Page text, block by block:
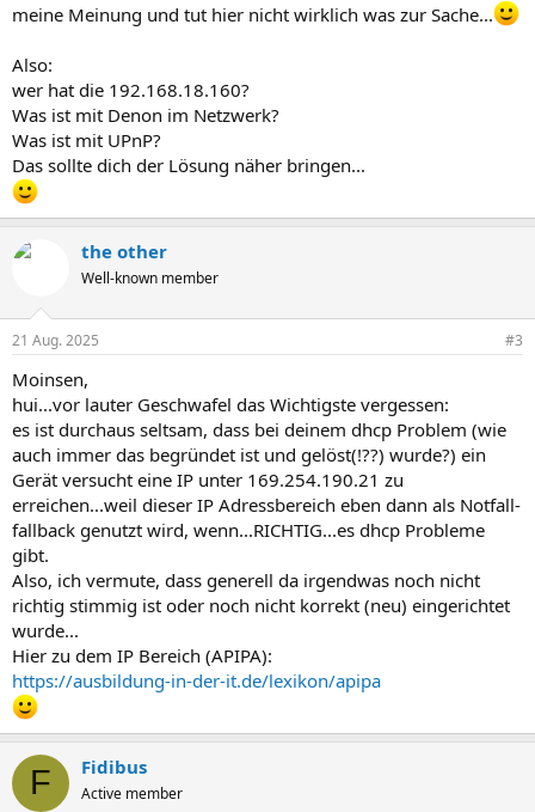
meine Meinung und tut hier nicht wirklich was zur Sache...
Also:
wer hat die 192.168.18.160?
Was ist mit Denon im Netzwerk?
Was ist mit UPnP?
Das sollte dich der Lösung näher bringen...
the other
Well-known member
21 Aug. 2025 #3
Moinsen,
hui...vor lauter Geschwafel das Wichtigste vergessen:
es ist durchaus seltsam, dass bei deinem dhcp Problem (wie
auch immer das begründet ist und gelöst(!??) wurde?) ein
Gerät versucht eine IP unter 169.254.190.21 zu
erreichen...weil dieser IP Adressbereich eben dann als Notfall-
fallback genutzt wird, wenn...RICHTIG...es dhcp Probleme
gibt.
Also, ich vermute, dass generell da irgendwas noch nicht
richtig stimmig ist oder noch nicht korrekt (neu) eingerichtet
wurde...
Hier zu dem IP Bereich (APIPA):
https://ausbildung-in-der-it.de/lexikon/apipa
F Fidibus
Active member